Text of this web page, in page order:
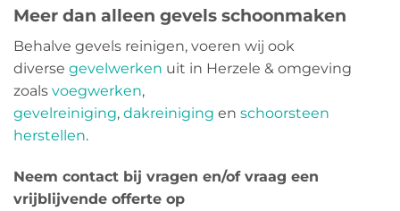
Meer dan alleen gevels schoonmaken
Behalve gevels reinigen, voeren wij ook
diverse gevelwerken uit in Herzele & omgeving
zoals voegwerken,
gevelreiniging, dakreiniging en schoorsteen
herstellen.
Neem contact bij vragen en/of vraag een
vrijblijvende offerte op